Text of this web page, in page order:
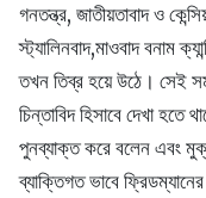
গনতন্ত্র, জাতীয়তাবাদ ও
স্ট্যালিনবাদ,মাওবাদ বনাম
তখন তিব্র হয়ে উঠে। সেই
চিন্তাবিদ হিসাবে দেখা
পুনব্যাক্ত করে বলেন এবং
ব্যাক্তিগত ভাবে